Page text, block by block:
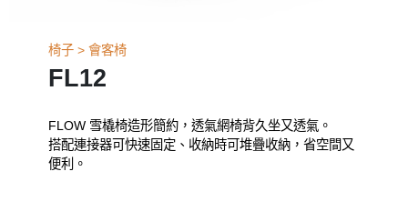
椅子 > 會客椅
FL12
FLOW 雪橇椅造形簡約，透氣網椅背久坐又透氣。
搭配連接器可快速固定、收納時可堆疊收納，省空間又
便利。